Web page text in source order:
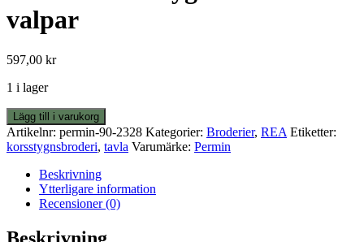
valpar
597,00 kr
1 i lager
Broderi
Korsstygnstavla
med
valpar
mängd
Lägg till i varukorg
Artikelnr: permin-90-2328 Kategorier: Broderier, REA Etiketter:
korsstygnsbroderi, tavla Varumärke: Permin
Beskrivning
Ytterligare information
Recensioner (0)
Beskrivning